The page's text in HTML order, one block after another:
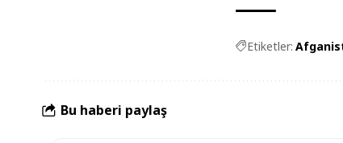
Etiketler:
Bu haberi paylaş